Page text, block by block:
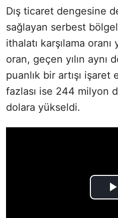
Dış ticaret dengesine
sağlayan serbest
ithalatı karşılama
oran, geçen yılın aynı
puanlık bir artışı
fazlası ise 244 milyon
dolara yükseldi.